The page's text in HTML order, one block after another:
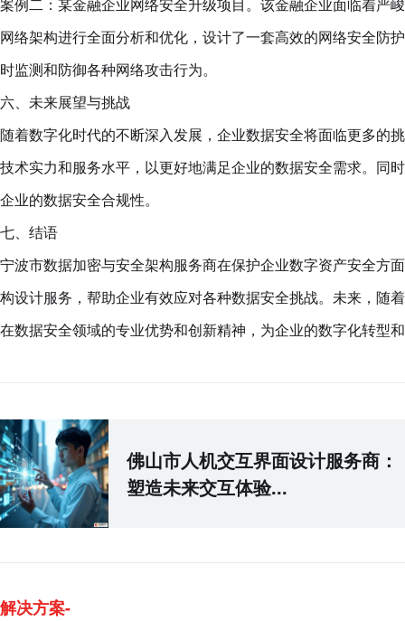
网络架构进行全面分析和优化，设计了一套高效的网络安全防
时监测和防御各种网络攻击行为。
六、未来展望与挑战
随着数字化时代的不断深入发展，企业数据安全将面临更多的
技术实力和服务水平，以更好地满足企业的数据安全需求。同
企业的数据安全合规性。
七、结语
宁波市数据加密与安全架构服务商在保护企业数字资产安全方
构设计服务，帮助企业有效应对各种数据安全挑战。未来，随
在数据安全领域的专业优势和创新精神，为企业的数字化转型
佛山市人机交互界面设计服务商：
塑造未来交互体验...
解决方案-